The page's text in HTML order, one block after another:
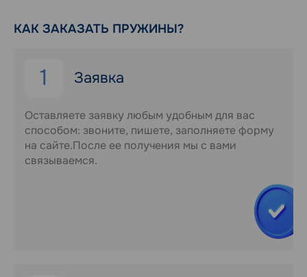
КАК ЗАКАЗАТЬ ПРУЖИНЫ?
1 Заявка
Оставляете заявку любым удобным для вас
способом: звоните, пишете, заполняете форму
на сайте.После ее получения мы с вами
связываемся.